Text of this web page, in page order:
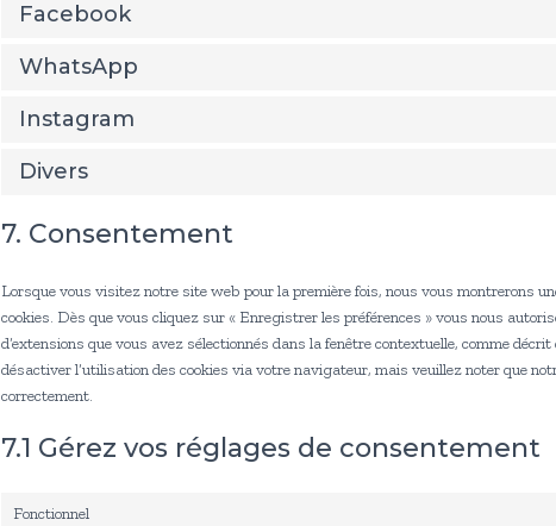
Facebook
WhatsApp
Instagram
Divers
7. Consentement
Lorsque vous visitez notre site web pour la première fois, nous vous montrerons
cookies. Dès que vous cliquez sur « Enregistrer les préférences » vous nous
d’extensions que vous avez sélectionnés dans la fenêtre contextuelle, comme
désactiver l’utilisation des cookies via votre navigateur, mais veuillez noter que
correctement.
7.1 Gérez vos réglages de consentement
Fonctionnel